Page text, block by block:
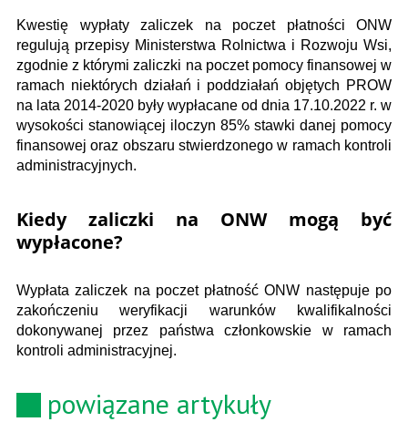
Kwestię wypłaty zaliczek na poczet płatności ONW
regulują przepisy Ministerstwa Rolnictwa i Rozwoju Wsi,
zgodnie z którymi zaliczki na poczet pomocy finansowej w
ramach niektórych działań i poddziałań objętych PROW
na lata 2014-2020 były wypłacane od dnia 17.10.2022 r. w
wysokości stanowiącej iloczyn 85% stawki danej pomocy
finansowej oraz obszaru stwierdzonego w ramach kontroli
administracyjnych.
Kiedy zaliczki na ONW mogą być
wypłacone?
Wypłata zaliczek na poczet płatność ONW następuje po
zakończeniu weryfikacji warunków kwalifikalności
dokonywanej przez państwa członkowskie w ramach
kontroli administracyjnej.
powiązane artykuły